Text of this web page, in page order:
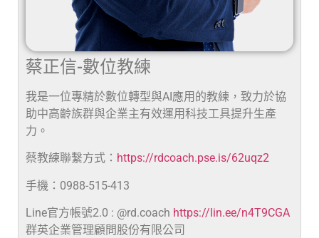
蔡正信-數位教練
我是一位專精於數位轉型與AI應用的教練，致力於協
助中高齡族群與企業主有效運用科技工具提升生產
力。
蔡教練聯繫方式： https://rdcoach.pse.is/62uqz2
手機：0988-515-413
Line官方帳號2.0 : @rd.coach https://lin.ee/n4T9CGA
群英企業管理顧問股份有限公司